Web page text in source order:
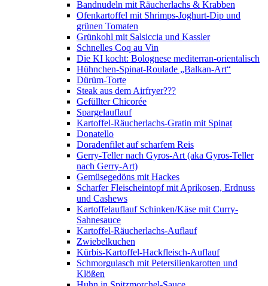
Bandnudeln mit Räucherlachs & Krabben
Ofenkartoffel mit Shrimps-Joghurt-Dip und
grünen Tomaten
Grünkohl mit Salsiccia und Kassler
Schnelles Coq au Vin
Die KI kocht: Bolognese mediterran-orientalisch
Hühnchen-Spinat-Roulade „Balkan-Art“
Dürüm-Torte
Steak aus dem Airfryer???
Gefüllter Chicorée
Spargelauflauf
Kartoffel-Räucherlachs-Gratin mit Spinat
Donatello
Doradenfilet auf scharfem Reis
Gerry-Teller nach Gyros-Art (aka Gyros-Teller
nach Gerry-Art)
Gemüsegedöns mit Hackes
Scharfer Fleischeintopf mit Aprikosen, Erdnuss
und Cashews
Kartoffelauflauf Schinken/Käse mit Curry-
Sahnesauce
Kartoffel-Räucherlachs-Auflauf
Zwiebelkuchen
Kürbis-Kartoffel-Hackfleisch-Auflauf
Schmorgulasch mit Petersilienkarotten und
Klößen